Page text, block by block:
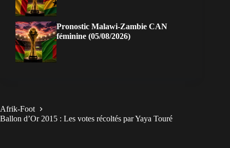
Pronostic Malawi-Zambie CAN
féminine (05/08/2026)
Afrik-Foot
Ballon d’Or 2015 : Les votes récoltés par Yaya Touré